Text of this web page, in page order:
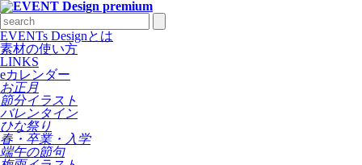
EVENTs Designとは
素材の使い方
LINKS
eカレンダー
お正月
節分イラスト
バレンタイン
ひな祭り
春・卒業・入学
端午の節句